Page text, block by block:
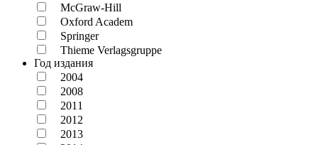
McGraw-Hill
Oxford Academ
Springer
Thieme Verlagsgruppe
Год издания
2004
2008
2011
2012
2013